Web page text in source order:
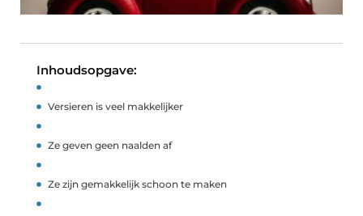
Inhoudsopgave:
Versieren is veel makkelijker
Ze geven geen naalden af
Ze zijn gemakkelijk schoon te maken